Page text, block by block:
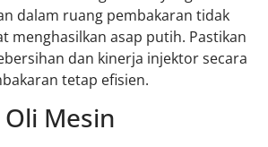
dalam ruang pembakaran tidak
menghasilkan asap putih. Pastikan
dan kinerja injektor secara
tetap efisien.
Mesin